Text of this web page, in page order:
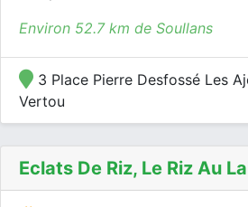
Environ 52.7 km de Soullans
3 Place Pierre Desfossé Les
Vertou
Eclats De Riz, Le Riz Au